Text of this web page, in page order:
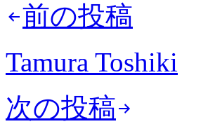
前の投稿
Tamura Toshiki
次の投稿